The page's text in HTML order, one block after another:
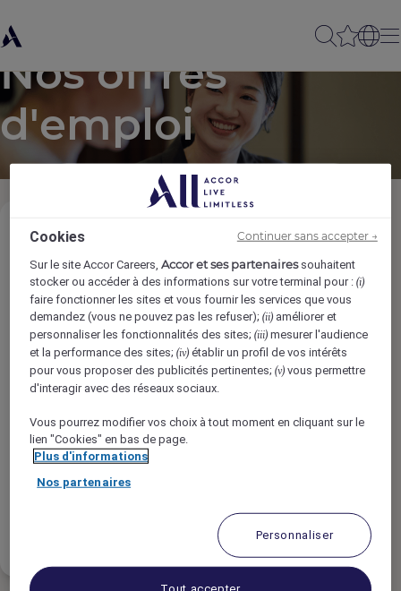
Nos offres
d'emploi
Métiers
Localisations
Marques
Temps de travail
Cookies
Sur le site Accor Careers,Accor et ses partenairessouhaitent
stocker ou accéder à des informations sur votre terminal pour :(i)
faire fonctionner les sites et vous fournir les services que vous
demandez (vous ne pouvez pas les refuser);(ii) améliorer et
personnaliser les fonctionnalités des sites;(iii) mesurer l'audience
et la performance des sites;(iv) établir un profil de vos intérêts
pour vous proposer des publicités pertinentes;(v) vous permettre
d'interagir avec des réseaux sociaux.
Vous pourrez modifier vos choix à tout moment en cliquant sur le
lien "Cookies" en bas de page.
Plus d'informations
Nos partenaires
Personnaliser
Continuer sans accepter →